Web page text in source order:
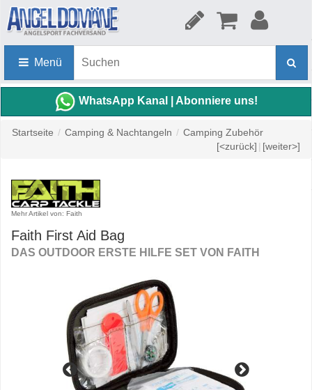
Menü
WhatsApp Kanal | Abonniere uns!
Startseite / Camping & Nachtangeln / Camping Zubehör
[<zurück] | [weiter>]
Mehr Artikel von: Faith
Faith First Aid Bag
DAS OUTDOOR ERSTE HILFE SET VON FAITH